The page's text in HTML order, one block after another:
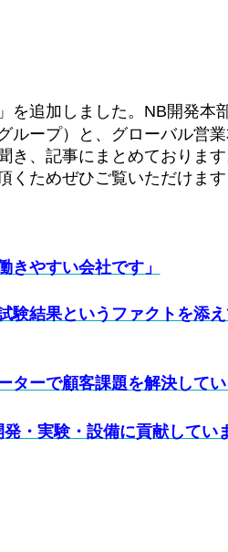
を追加しました。NB開発本
ループ）と、グローバル営
き、記事にまとめておりま
ためぜひご覧いただけます
きやすい会社です」
験結果というファクトを添
ターで顧客課題を解決してい
・実験・設備に貢献してい